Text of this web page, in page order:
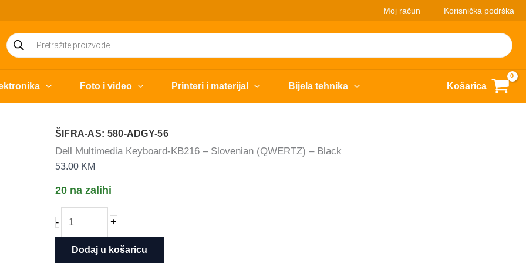
Moj račun Korisnička podrška
Products
search
Foto i video Printeri i materijal Bijela tehnika Košarica
ŠIFRA-AS: 580-ADGY-56
Dell Multimedia Keyboard-KB216 – Slovenian (QWERTZ) – Black
53.00 KM
20 na zalihi
-
Multimedia
+
Dodaj u košaricu